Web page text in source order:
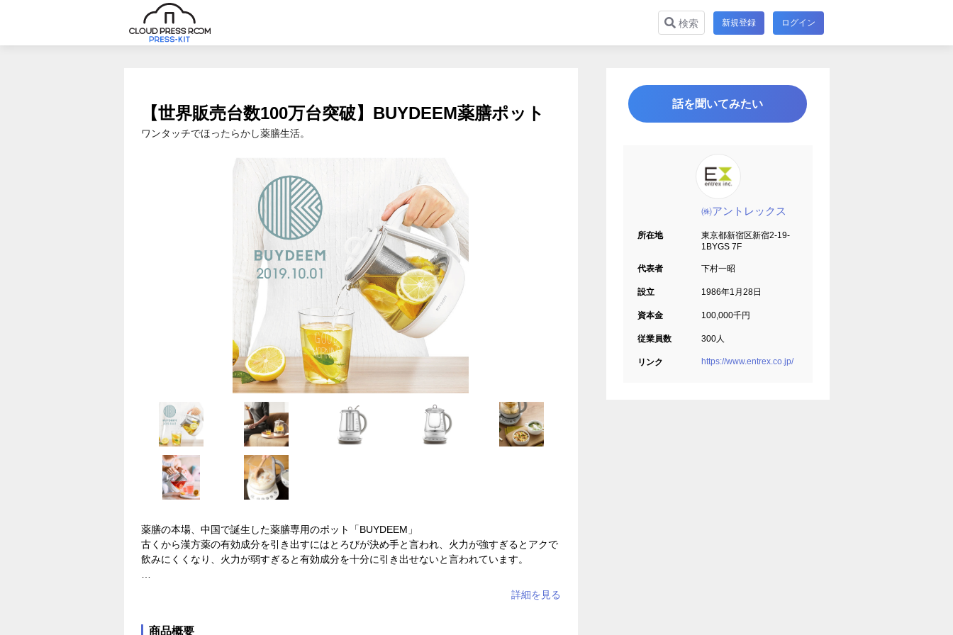
検索 新規登録 ログイン
【世界販売台数100万台突破】BUYDEEM薬膳ポット
ワンタッチでほったらかし薬膳生活。
薬膳の本場、中国で誕生した薬膳専用のポット「BUYDEEM」
古くから漢方薬の有効成分を引き出すにはとろびが決め手と言われ、火力が強すぎるとアクで
飲みにくくなり、火力が弱すぎると有効成分を十分に引き出せないと言われています。
「BUYDEEM」があれば、難しい設定に頭を悩ませることなく、誰でも簡単にワンタッチで薬
商品概要
話を聞いてみたい
㈱アントレックス
所在地
東京都新宿区新宿2-19-
1BYGS 7F
代表者 下村一昭
設立 1986年1月28日
資本金 100,000千円
従業員数 300人
リンク https://www.entrex.co.jp/